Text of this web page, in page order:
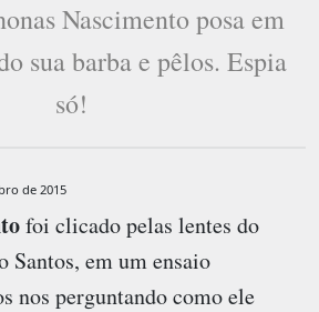
Nascimento posa em
sua barba e pêlos. Espia
só!
de 2015
foi clicado pelas lentes do
Santos, em um ensaio
nos perguntando como ele